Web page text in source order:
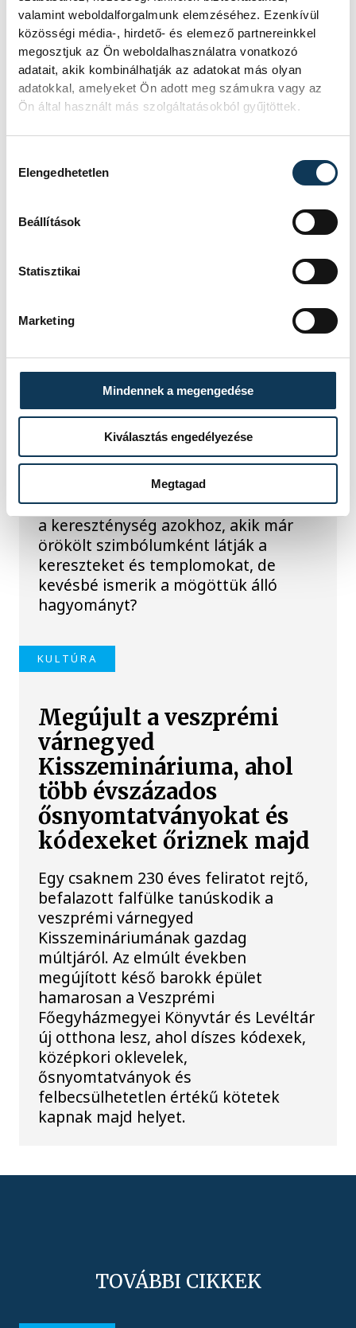
valamint weboldalforgalmunk elemzéséhez. Ezenkívül
közösségi média-, hirdető- és elemező partnereinkkel
megosztjuk az Ön weboldalhasználatra vonatkozó
adatait, akik kombinálhatják az adatokat más olyan
adatokkal, amelyeket Ön adott meg számukra vagy az
Ön által használt más szolgáltatásokból gyűjtöttek.
Elengedhetetlen
Beállítások
Statisztikai
Marketing
Mindennek a megengedése
Kiválasztás engedélyezése
Megtagad
történeti forrás? Miért lehet fontos
egy törött cserépdarab, és miért
veszítjük el az információ egy részét,
ha egy tárgyat dokumentáció nélkül
emelnek ki a földből? Többek között
veszprémi Laczkó Dezső Múzeum
beszélgetéssorozat negyedik
Elesni és újra fölállni –
szabadságról a
bakonybéli bencésekkel
Mit jelent ma szerzetesnek lenni?
Lemondást vagy inkább
szabadságot? Van-e valódi üzenete a
nagyböjtnek a rohanó
hétköznapokban? És hogyan szólhat
a kereszténység azokhoz, akik már
örökölt szimbólumként látják a
kereszteket és templomokat, de
kevésbé ismerik a mögöttük álló
hagyományt?
KULTÚRA
Megújult a veszprémi
várnegyed
Kisszemináriuma, ahol
több évszázados
ősnyomtatványokat és
kódexeket őriznek majd
Egy csaknem 230 éves feliratot rejtő,
befalazott falfülke tanúskodik a
veszprémi várnegyed
Kisszemináriumának gazdag
múltjáról. Az elmúlt években
megújított késő barokk épület
hamarosan a Veszprémi
Főegyházmegyei Könyvtár és Levéltár
új otthona lesz, ahol díszes kódexek,
középkori oklevelek,
ősnyomtatványok és
felbecsülhetetlen értékű kötetek
kapnak majd helyet.
TOVÁBBI CIKKEK